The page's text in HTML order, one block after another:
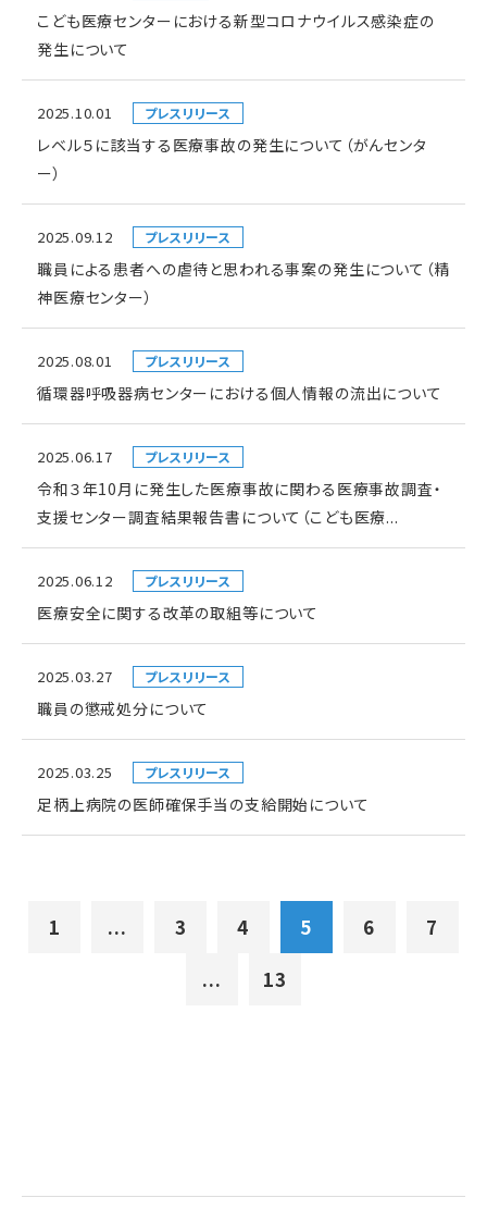
こども医療センターにおける新型コロナウイルス感染症の
発生について
2025.10.01 プレスリリース
レベル５に該当する医療事故の発生について（がんセンタ
ー）
2025.09.12 プレスリリース
職員による患者への虐待と思われる事案の発生について（精
神医療センター）
2025.08.01 プレスリリース
循環器呼吸器病センターにおける個人情報の流出について
2025.06.17 プレスリリース
令和３年10月に発生した医療事故に関わる医療事故調査・
支援センター調査結果報告書について（こども医療...
2025.06.12 プレスリリース
医療安全に関する改革の取組等について
2025.03.27 プレスリリース
職員の懲戒処分について
2025.03.25 プレスリリース
足柄上病院の医師確保手当の支給開始について
1 ... 3 4 5 6
7
...
13